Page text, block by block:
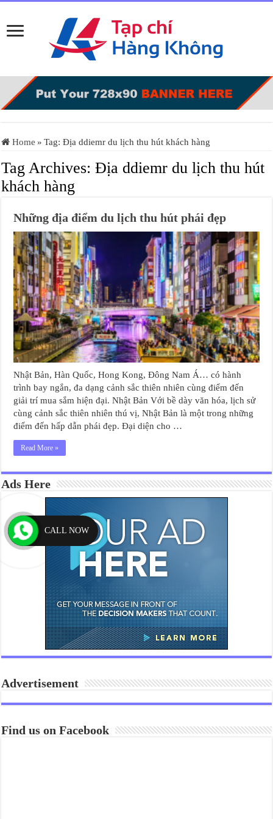
Home » Tag:Địa ddiemr du lịch thu hút khách hàng
Tag Archives:Địa ddiemr du lịch thu hút
khách hàng
Những địa điểm du lịch thu hút phái đẹp
Nhật Bản, Hàn Quốc, Hong Kong, Đông Nam Á… có hành
trình bay ngắn, đa dạng cảnh sắc thiên nhiên cùng điểm đến
giải trí mua sắm hiện đại. Nhật Bản Với bề dày văn hóa, lịch sử
cùng cảnh sắc thiên nhiên thú vị, Nhật Bản là một trong những
điểm đến hấp dẫn phái đẹp. Đại diện cho …
Read More »
Ads Here
Advertisement
Find us on Facebook
CALL NOW